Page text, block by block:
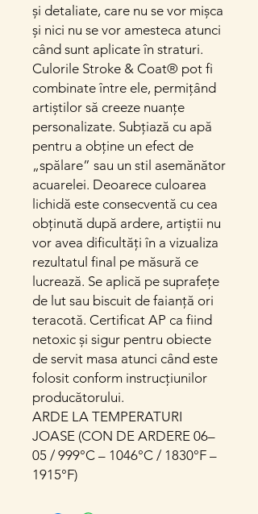
și detaliate, care nu se vor mișca
și nici nu se vor amesteca atunci
când sunt aplicate în straturi.
Culorile Stroke & Coat® pot fi
combinate între ele, permițând
artiștilor să creeze nuanțe
personalizate. Subțiază cu apă
pentru a obține un efect de
„spălare” sau un stil asemănător
acuarelei. Deoarece culoarea
lichidă este consecventă cu cea
obținută după ardere, artiștii nu
vor avea dificultăți în a vizualiza
rezultatul final pe măsură ce
lucrează. Se aplică pe suprafețe
de lut sau biscuit de faianță ori
teracotă. Certificat AP ca fiind
netoxic și sigur pentru obiecte
de servit masa atunci când este
folosit conform instrucțiunilor
producătorului.
ARDE LA TEMPERATURI
JOASE (CON DE ARDERE 06–
05 / 999°C – 1046°C / 1830°F –
1915°F)